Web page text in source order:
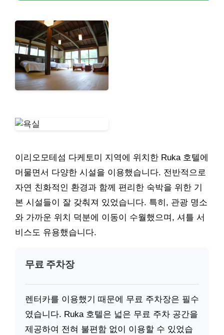
이리오모테섬 다케토미 지역에 위치한 Ruka 호텔에
머물면서 다양한 시설을 이용했습니다. 전반적으로
자연 친화적인 환경과 함께 편리한 숙박을 위한 기
본 시설들이 잘 갖춰져 있었습니다. 특히, 관광 명소
와 가까운 위치 덕분에 이동이 수월했으며, 셔틀 서
비스도 유용했습니다.
무료 주차장
렌터카를 이용했기 때문에 무료 주차장은 필수
였습니다. Ruka 호텔은 넓은 무료 주차 공간을
제공하여 전혀 불편함 없이 이용할 수 있었습